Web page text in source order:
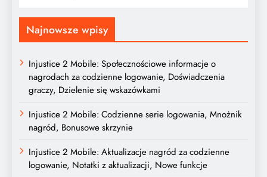
Najnowsze wpisy
Injustice 2 Mobile: Społecznościowe informacje o
nagrodach za codzienne logowanie, Doświadczenia
graczy, Dzielenie się wskazówkami
Injustice 2 Mobile: Codzienne serie logowania, Mnożnik
nagród, Bonusowe skrzynie
Injustice 2 Mobile: Aktualizacje nagród za codzienne
logowanie, Notatki z aktualizacji, Nowe funkcje